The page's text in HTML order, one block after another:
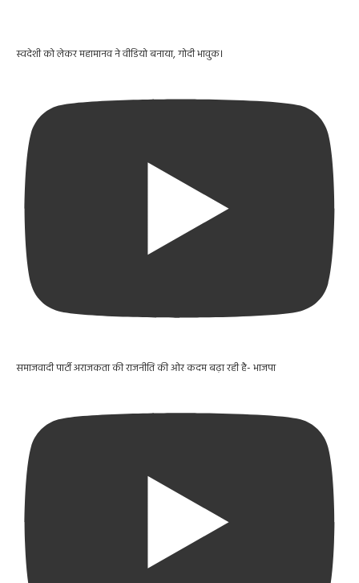
स्वदेशी को लेकर महामानव ने वीडियो बनाया, गोदी भावुक।
समाजवादी पार्टी अराजकता की राजनीति की ओर कदम बढ़ा रही है- भाजपा